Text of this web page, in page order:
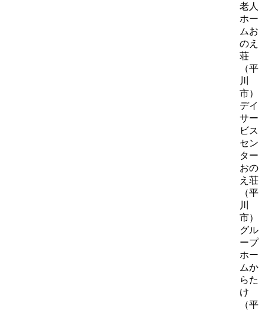
老人
ホー
ムお
のえ
荘
（平
川
市）
デイ
サー
ビス
セン
ター
おの
え荘
（平
川
市）
グル
ープ
ホー
ムか
らた
け
（平